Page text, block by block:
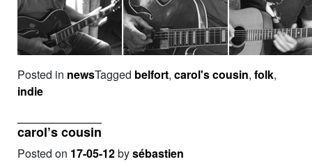
Posted in newsTagged belfort, carol's cousin, folk,
indie
carol’s cousin
Posted on 17-05-12bysébastien